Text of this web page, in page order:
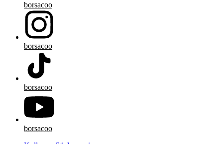
borsacoo
borsacoo
borsacoo
borsacoo